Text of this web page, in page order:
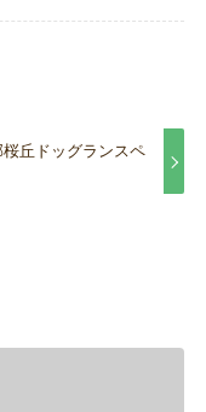
丘ドッグランスペ